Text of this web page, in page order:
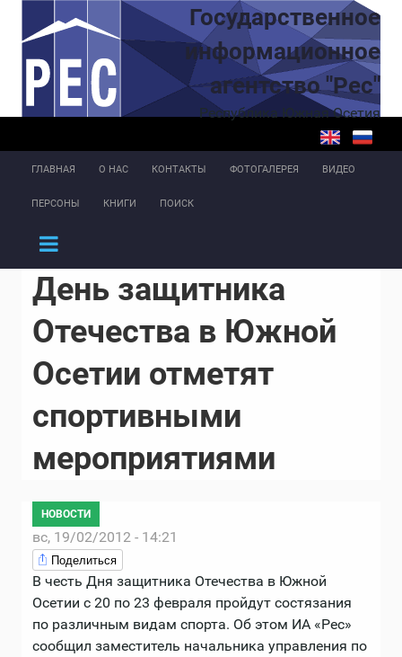
Перейти к основному содержаниюГосударственное
информационное
агентство "Рес"
Республика Южная Осетия
ГЛАВНАЯ О НАС КОНТАКТЫ ФОТОГАЛЕРЕЯ ВИДЕО
ПЕРСОНЫ КНИГИ ПОИСК
День защитника
Отечества в Южной
Осетии отметят
спортивными
мероприятиями
НОВОСТИ
вс, 19/02/2012 - 14:21
Поделиться
В честь Дня защитника Отечества в Южной
Осетии с 20 по 23 февраля пройдут состязания
по различным видам спорта. Об этом ИА «Рес»
сообщил заместитель начальника управления по